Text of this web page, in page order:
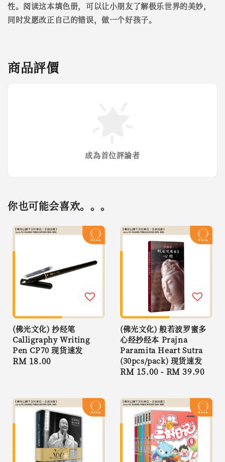
性。阅读这本填色册，可以让小朋友了解极乐世界的美妙，
同时发愿改正自己的错误，做一个好孩子。
商品評價
成為首位評論者
你也可能会喜欢。。。
(佛光文化) 抄经笔
Calligraphy Writing
Pen CP70 现货速发
Regular
RM 18.00
(佛光文化) 般若波罗蜜多
心经抄经本 Prajna
Paramita Heart Sutra
(30pcs/pack) 现货速发
Regular
RM 15.00 - RM 39.90